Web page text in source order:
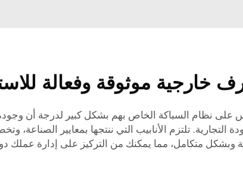
خارجية موثوقة وفعالة
على نظام السباكة الخاص بهم بشكل كبير لدرجة أن
التجارية. تلتزم الأنابيب التي ننتجها بمعايير الصناعة،
وبشكل متكامل، مما يمكنك من التركيز على إدارة عملك